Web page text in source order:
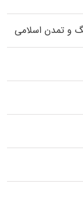
و تمدن اسلامی